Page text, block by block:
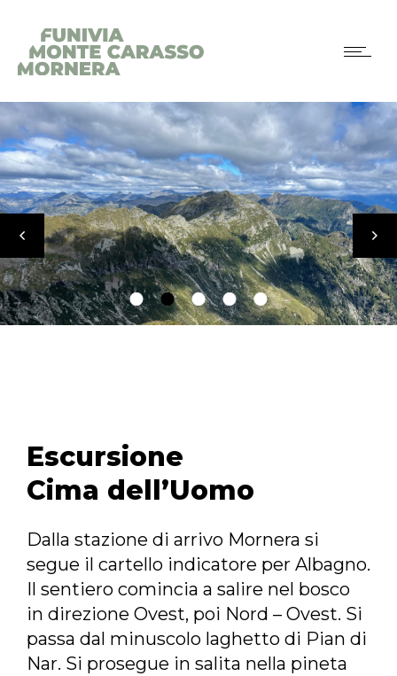
Escursione
Cima dell’Uomo
Dalla stazione di arrivo Mornera si
segue il cartello indicatore per Albagno.
Il sentiero comincia a salire nel bosco
in direzione Ovest, poi Nord – Ovest. Si
passa dal minuscolo laghetto di Pian di
Nar. Si prosegue in salita nella pineta